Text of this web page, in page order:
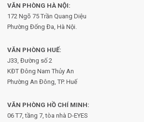
VĂN PHÒNG HÀ NỘI:
172 Ngõ 75 Trần Quang Diệu
Phường Đống Đa, Hà Nội.
VĂN PHÒNG HUẾ:
J33, Đường số 2
KĐT Đông Nam Thủy An
Phường An Đông, TP. Huế
VĂN PHÒNG HỒ CHÍ MINH:
06 T7, tầng 7, tòa nhà D-EYES